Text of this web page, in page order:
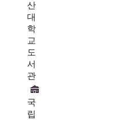
산
대
학
교
도
서
관
국
립